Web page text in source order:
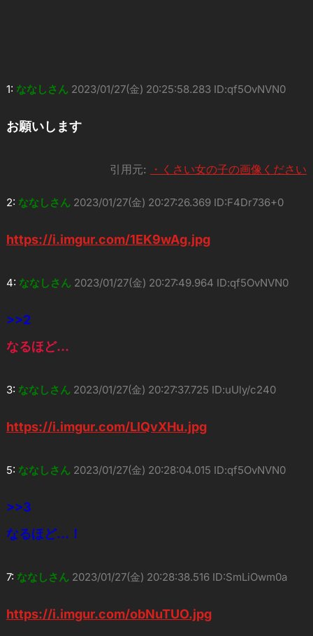
1: ななしさん 2023/01/27(金) 20:25:58.283 ID:qf5OvNVN0
お願いします
引用元: ・くさい女の子の画像ください
2: ななしさん 2023/01/27(金) 20:27:26.369 ID:F4Dr736+0
https://i.imgur.com/1EK9wAg.jpg
4: ななしさん 2023/01/27(金) 20:27:49.964 ID:qf5OvNVN0
>>2
なるほど…
3: ななしさん 2023/01/27(金) 20:27:37.725 ID:uUly/c240
https://i.imgur.com/LlQvXHu.jpg
5: ななしさん 2023/01/27(金) 20:28:04.015 ID:qf5OvNVN0
>>3
なるほど…！
7: ななしさん 2023/01/27(金) 20:28:38.516 ID:SmLiOwm0a
https://i.imgur.com/obNuTUO.jpg